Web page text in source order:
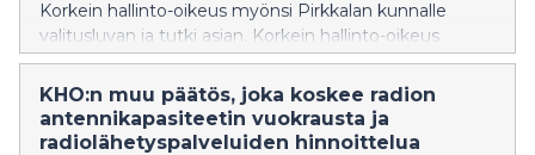
Korkein hallinto-oikeus myönsi Pirkkalan kunnalle
valitusluvan ja tutki asian. Korkein hallinto-oikeus
kumosi Hämeenlinnan hallinto-oikeuden päätöksen ja
palautti asian hallinto-oikeudelle uudelleen
käsiteltäväksi. Asiassa oli ratkaistavana, millä taholla on
ollut toimivalta käsitellä kaavoitusjohtajan
KHO:n muu päätös, joka koskee radion
antennikapasiteetin vuokrausta ja
radiolähetyspalveluiden hinnoittelua